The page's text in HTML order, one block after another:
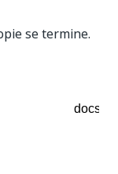
se termine.